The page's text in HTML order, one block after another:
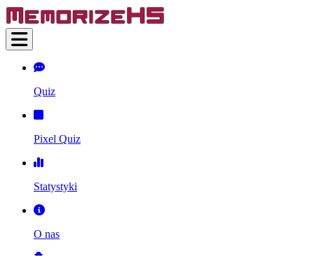
Quiz
Pixel Quiz
Statystyki
O nas